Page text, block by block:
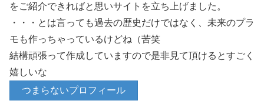
をご紹介できればと思いサイトを立ち上げました。
・・・とは言っても過去の歴史だけではなく、未来のプラ
モも作っちゃっているけどね（苦笑
結構頑張って作成していますので是非見て頂けるとすごく
嬉しいな
つまらないプロフィール